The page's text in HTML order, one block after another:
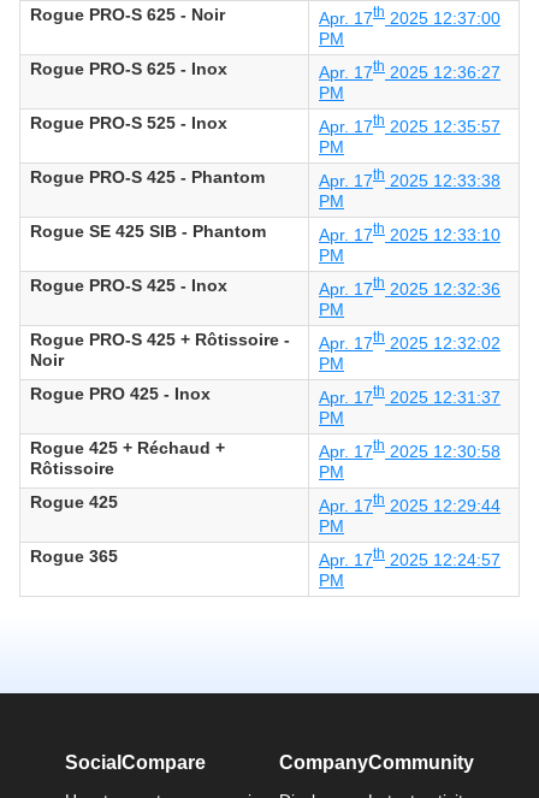
Rogue PRO-S 625 - Noir Apr. 17th 2025 12:37:00
PM
Rogue PRO-S 625 - Inox
Apr. 17th 2025 12:36:27
PM
Rogue PRO-S 525 - Inox
Apr. 17th 2025 12:35:57
PM
Rogue PRO-S 425 - Phantom
Apr. 17th 2025 12:33:38
PM
Rogue SE 425 SIB - Phantom
Apr. 17th 2025 12:33:10
PM
Rogue PRO-S 425 - Inox
Apr. 17th 2025 12:32:36
PM
Rogue PRO-S 425 + Rôtissoire -
Noir
Apr. 17th 2025 12:32:02
PM
Rogue PRO 425 - Inox
Apr. 17th 2025 12:31:37
PM
Rogue 425 + Réchaud +
Rôtissoire
Apr. 17th 2025 12:30:58
PM
Rogue 425
Apr. 17th 2025 12:29:44
PM
Rogue 365
Apr. 17th 2025 12:24:57
PM
SocialCompare CompanyCommunity